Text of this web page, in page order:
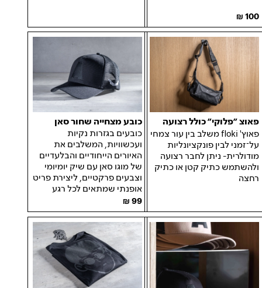
100
פאוצ ״פלוקי״ כולל רצועה
פאוץ' floki משלב בין עור צמחי
על־זמני לבין פונקציונליות
מודולרית- ניתן לחבר רצועה
ולהשתמש כתיק קטן או כתיק
רחצה
כובע מצחייה שחור סאן
99
כובעים בגזרות נקיות
ועכשוויות, המשלבים את
האיורים הייחודיים והבלעדיים
של מוגו סאן עם שיק יומיומי
וצבעים פרקטיים, ליצירת פריט
אופנתי שמתאים לכל רגע